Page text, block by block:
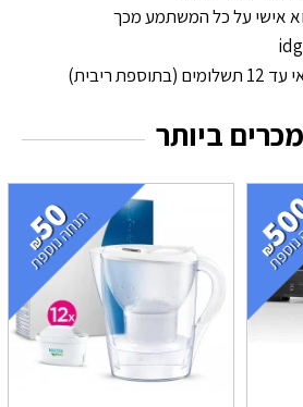
אישי על כל המשתמע מכך
ריבית)
ביותר